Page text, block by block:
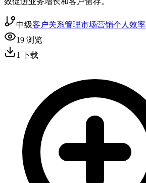
中级客户关系管理市场营销个人效率
19 浏览
1 下载